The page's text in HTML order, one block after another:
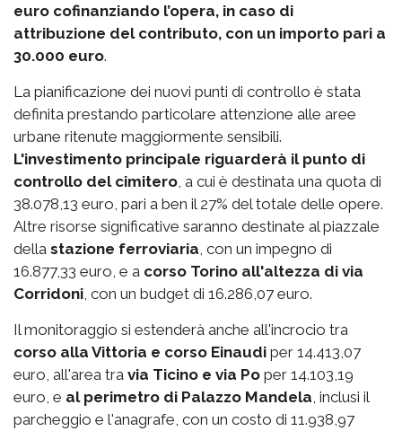
euro cofinanziando l’opera, in caso di
attribuzione del contributo, con un importo pari a
30.000 euro.
La pianificazione dei nuovi punti di controllo è stata
definita prestando particolare attenzione alle aree
urbane ritenute maggiormente sensibili.
L'investimento principale riguarderà il punto di
controllo del cimitero , a cui è destinata una quota di
38.078,13 euro, pari a ben il 27% del totale delle opere.
Altre risorse significative saranno destinate al piazzale
della stazione ferroviaria , con un impegno di
16.877,33 euro, e a corso Torino all'altezza di via
Corridoni , con un budget di 16.286,07 euro.
Il monitoraggio si estenderà anche all'incrocio tra
corso alla Vittoria e corso Einaudi per 14.413,07
euro, all'area tra via Ticino e via Po per 14.103,19
euro, e al perimetro di Palazzo Mandela , inclusi il
parcheggio e l'anagrafe, con un costo di 11.938,97